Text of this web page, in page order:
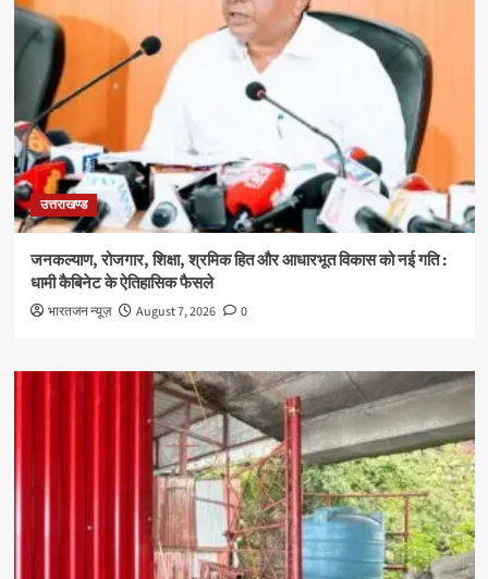
उत्तराखण्ड
जनकल्याण, रोजगार, शिक्षा, श्रमिक हित और आधारभूत विकास को नई गति :
धामी कैबिनेट के ऐतिहासिक फैसले
भारतजन न्यूज़ August 7, 2026 0